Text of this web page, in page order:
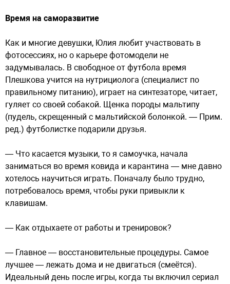
Время на саморазвитие
Как и многие девушки, Юлия любит участвовать в
фотосессиях, но о карьере фотомодели не
задумывалась. В свободное от футбола время
Плешкова учится на нутрициолога (специалист по
правильному питанию), играет на синтезаторе, читает,
гуляет со своей собакой. Щенка породы мальтипу
(пудель, скрещенный с мальтийской болонкой. — Прим.
ред.) футболистке подарили друзья.
— Что касается музыки, то я самоучка, начала
заниматься во время ковида и карантина — мне давно
хотелось научиться играть. Поначалу было трудно,
потребовалось время, чтобы руки привыкли к
клавишам.
— Как отдыхаете от работы и тренировок?
— Главное — восстановительные процедуры. Самое
лучшее — лежать дома и не двигаться (смеётся).
Идеальный день после игры, когда ты включил сериал